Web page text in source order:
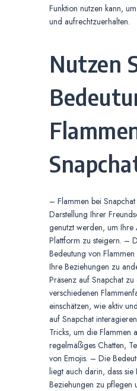
Funktion nutzen kann,
und aufrechtzuerhalten.
Nutzen
– Flammen bei
Darstellung Ihrer
genutzt werden, um Ihre
Plattform zu steigern. –
Bedeutung von
Ihre Beziehungen zu
Präsenz auf Snapchat
verschiedenen
einschätzen, wie aktiv
auf Snapchat
Tricks, um die Flammen
regelmäßiges Chatten,
von Emojis. – Die
liegt auch darin, dass
Beziehungen zu pflegen